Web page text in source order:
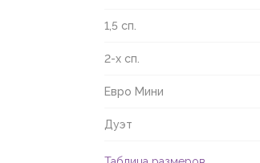
1,5 сп.
2-х сп.
Евро Мини
Дуэт